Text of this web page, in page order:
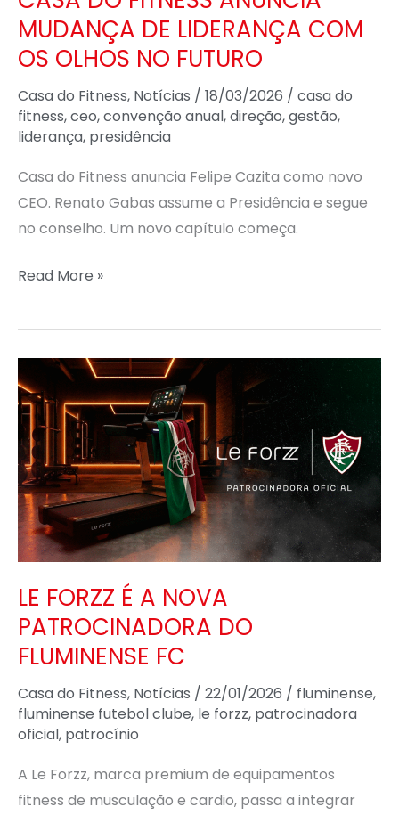
MUDANÇA DE LIDERANÇA COM
OS OLHOS NO FUTURO
Casa do Fitness, Notícias / 18/03/2026 / casa do
fitness,ceo,convenção anual,direção,gestão,
liderança, presidência
Casa do Fitness anuncia Felipe Cazita como novo
CEO. Renato Gabas assume a Presidência e segue
no conselho. Um novo capítulo começa.
COM
OS
NO
FUTURO
Read More »
LE FORZZ É A NOVA
PATROCINADORA DO
FLUMINENSE FC
Casa do Fitness, Notícias / 22/01/2026 / fluminense,
fluminense futebol clube, le forzz, patrocinadora
oficial, patrocínio
A Le Forzz, marca premium de equipamentos
fitness de musculação e cardio, passa a integrar
LE
FORZZ
É
A
NOVA
PATROCINADORA
DO
FLUMINENSE